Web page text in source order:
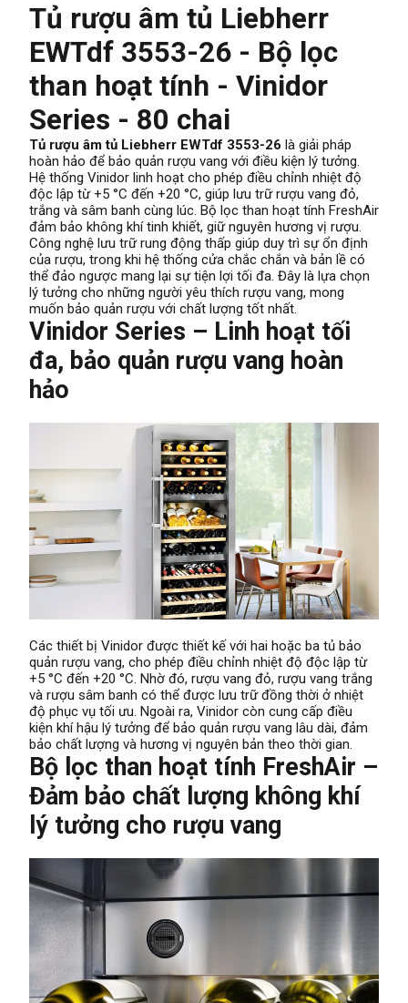
Tủ rượu âm tủ Liebherr
EWTdf 3553-26 - Bộ lọc
than hoạt tính - Vinidor
Series - 80 chai
Tủ rượu âm tủ Liebherr EWTdf 3553-26 là giải pháp
hoàn hảo để bảo quản rượu vang với điều kiện lý tưởng.
Hệ thống Vinidor linh hoạt cho phép điều chỉnh nhiệt độ
độc lập từ +5 °C đến +20 °C, giúp lưu trữ rượu vang đỏ,
trắng và sâm banh cùng lúc. Bộ lọc than hoạt tính FreshAir
đảm bảo không khí tinh khiết, giữ nguyên hương vị rượu.
Công nghệ lưu trữ rung động thấp giúp duy trì sự ổn định
của rượu, trong khi hệ thống cửa chắc chắn và bản lề có
thể đảo ngược mang lại sự tiện lợi tối đa. Đây là lựa chọn
lý tưởng cho những người yêu thích rượu vang, mong
muốn bảo quản rượu với chất lượng tốt nhất.
Vinidor Series – Linh hoạt tối
đa, bảo quản rượu vang hoàn
hảo
Các thiết bị Vinidor được thiết kế với hai hoặc ba tủ bảo
quản rượu vang, cho phép điều chỉnh nhiệt độ độc lập từ
+5 °C đến +20 °C. Nhờ đó, rượu vang đỏ, rượu vang trắng
và rượu sâm banh có thể được lưu trữ đồng thời ở nhiệt
độ phục vụ tối ưu. Ngoài ra, Vinidor còn cung cấp điều
kiện khí hậu lý tưởng để bảo quản rượu vang lâu dài, đảm
bảo chất lượng và hương vị nguyên bản theo thời gian.
Bộ lọc than hoạt tính FreshAir –
Đảm bảo chất lượng không khí
lý tưởng cho rượu vang